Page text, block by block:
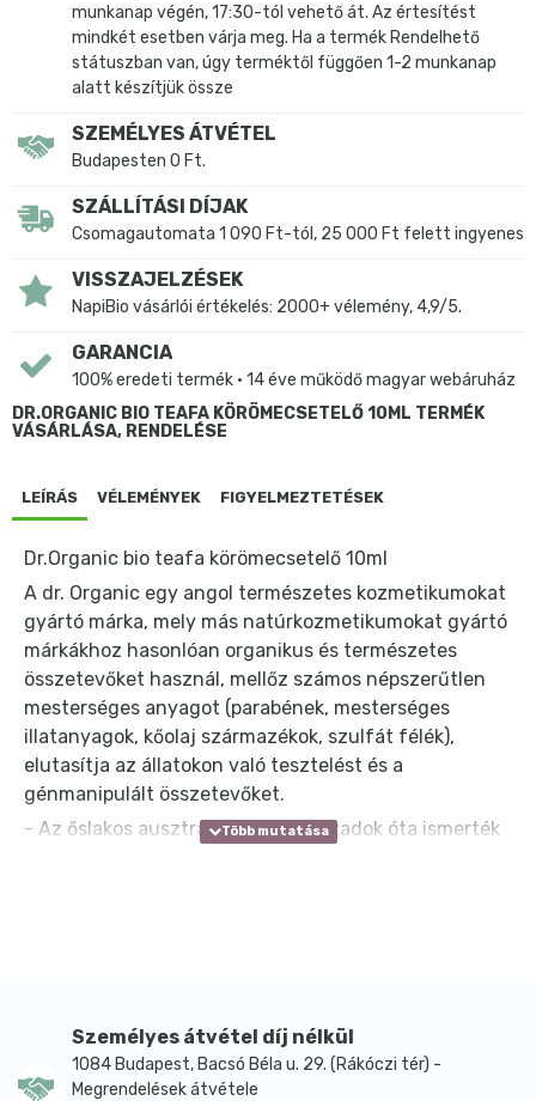
munkanap végén, 17:30-tól vehető át. Az értesítést
mindkét esetben várja meg. Ha a termék Rendelhető
státuszban van, úgy terméktől függően 1-2 munkanap
alatt készítjük össze
SZEMÉLYES ÁTVÉTEL
Budapesten 0 Ft.
SZÁLLÍTÁSI DÍJAK
Csomagautomata 1 090 Ft-tól, 25 000 Ft felett ingyenes
VISSZAJELZÉSEK
NapiBio vásárlói értékelés: 2000+ vélemény, 4,9/5.
GARANCIA
100% eredeti termék • 14 éve működő magyar webáruház
DR.ORGANIC BIO TEAFA KÖRÖMECSETELŐ 10ML TERMÉK
VÁSÁRLÁSA, RENDELÉSE
LEÍRÁS VÉLEMÉNYEK FIGYELMEZTETÉSEK
Dr.Organic bio teafa körömecsetelő 10ml
A dr. Organic egy angol természetes kozmetikumokat
gyártó márka, mely más natúrkozmetikumokat gyártó
márkákhoz hasonlóan organikus és természetes
összetevőket használ, mellőz számos népszerűtlen
mesterséges anyagot (parabének, mesterséges
illatanyagok, kőolaj származékok, szulfát félék),
elutasítja az állatokon való tesztelést és a
génmanipulált összetevőket.
- Az őslakos ausztrálok már évszázadok óta ismerték
ereje a száj és hajápolás területén kincset ér.
- Jótékony hatását a kozmetika területén is
megtapasztaljuk: tisztít és frissít, miközben gyógyítja
Személyes átvétel díj nélkül
1084 Budapest, Bacsó Béla u. 29. (Rákóczi tér) -
Megrendelések átvétele